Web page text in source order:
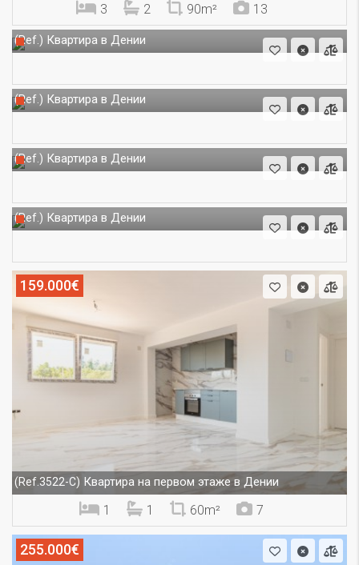
3 2 90m² 13
(Ref.) Квартира в Дении
(Ref.) Квартира в Дении
(Ref.) Квартира в Дении
(Ref.) Квартира в Дении
159.000€
(Ref.3522-C) Квартира на первом этаже в Дении
1 1 60m² 7
255.000€